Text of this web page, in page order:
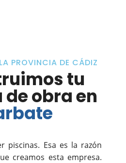
PROVINCIA DE CÁDIZ
tu
obra en
piscinas. Esa es la razón
creamos esta empresa.